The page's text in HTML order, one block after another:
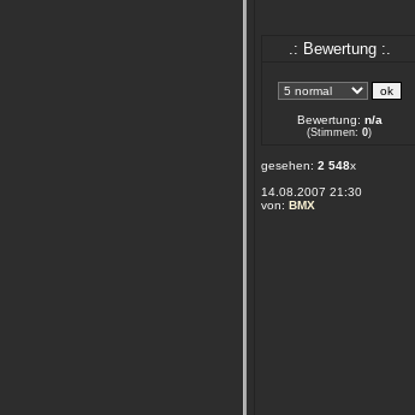
.: Bewertung :.
Bewertung: n/a
(Stimmen: 0)
gesehen: 2 548x
14.08.2007 21:30
von: BMX